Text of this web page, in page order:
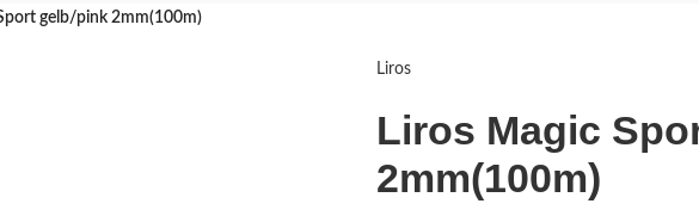
gelb/pink 2mm(100m)
Liros
Liros Magic
2mm(100m)